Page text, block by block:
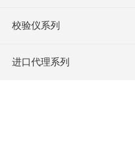
校验仪系列
进口代理系列